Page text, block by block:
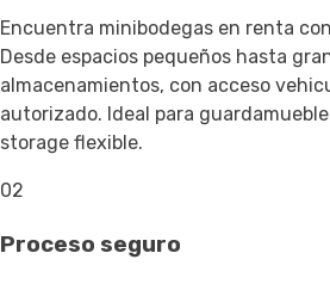
Encuentra minibodegas en renta
Desde espacios pequeños hasta
almacenamientos, con acceso
autorizado. Ideal para
storage flexible.
02
Proceso seguro